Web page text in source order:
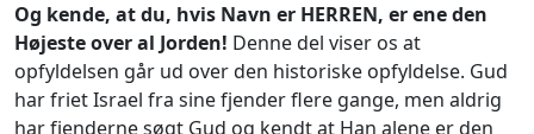
Og kende, at du, hvis Navn er HERREN, er ene den
Højeste over al Jorden! Denne del viser os at
opfyldelsen går ud over den historiske opfyldelse. Gud
har friet Israel fra sine fjender flere gange, men aldrig
har fjenderne søgt Gud og kendt at Han alene er den